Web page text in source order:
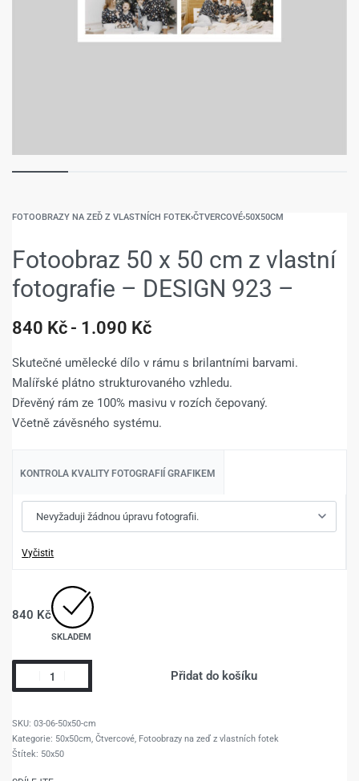
FOTOOBRAZY NA ZEĎ Z VLASTNÍCH FOTEK›ČTVERCOVÉ›50X50CM
Fotoobraz 50 x 50 cm z vlastní
fotografie – DESIGN 923 –
840 Kč 1.090 Kč
Skutečné umělecké dílo v rámu s brilantními barvami.
Malířské plátno strukturovaného vzhledu.
Dřevěný rám ze 100% masivu v rozích čepovaný.
Včetně závěsného systému.
KONTROLA KVALITY FOTOGRAFIÍ GRAFIKEM
Vyčistit
840 Kč
SKLADEM
Přidat do košíku
03-06-50x50-cm
Kategorie: 50x50cm, Čtvercové, Fotoobrazy na zeď z vlastních fotek
Štítek: 50x50